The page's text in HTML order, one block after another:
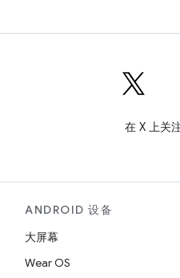
在 X 上关
ANDROID 设备
大屏幕
Wear OS